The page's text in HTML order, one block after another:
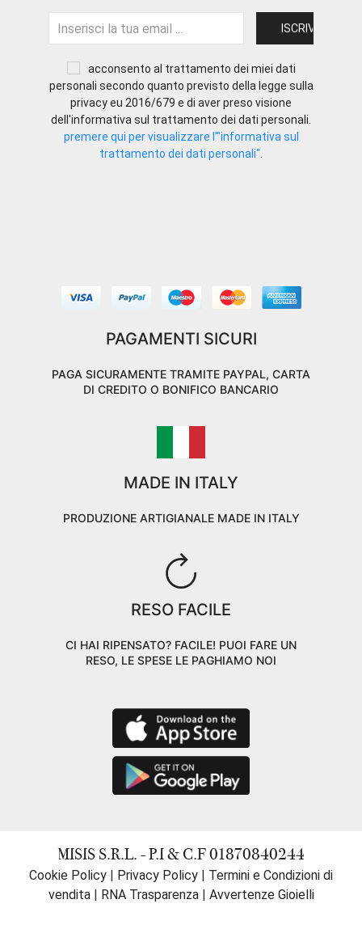
acconsento al trattamento dei miei dati
personali secondo quanto previsto della legge sulla
privacy eu 2016/679 e di aver preso visione
dell'informativa sul trattamento dei dati personali.
premere qui per visualizzare l'"informativa sul
trattamento dei dati personali"
PAGAMENTI SICURI
PAGA SICURAMENTE TRAMITE PAYPAL, CARTA
DI CREDITO O BONIFICO BANCARIO
MADE IN ITALY
PRODUZIONE ARTIGIANALE MADE IN ITALY
RESO FACILE
CI HAI RIPENSATO? FACILE! PUOI FARE UN
RESO, LE SPESE LE PAGHIAMO NOI
MISIS S.R.L. - P.I & C.F 01870840244
Cookie Policy Privacy Policy
Termini e Condizioni di
vendita| RNA Trasparenza| Avvertenze Gioielli